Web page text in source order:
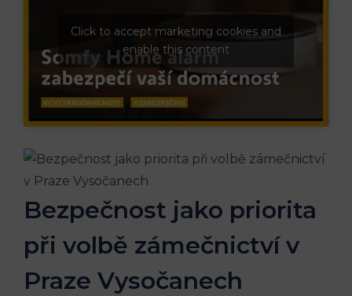
Click to accept marketing cookies and
enable this content
Bezpečnost jako priorita
při volbě zámečnictví v
Praze Vysočanech